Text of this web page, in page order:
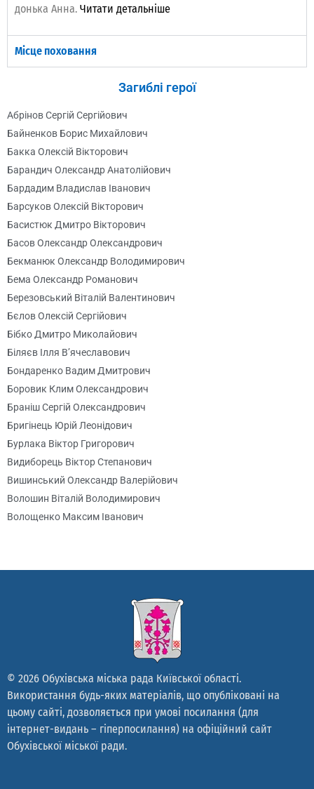
донька Анна. Читати детальніше
Місце поховання
Загиблі герої
Абрінов Сергій Сергійович
Байненков Борис Михайлович
Бакка Олексій Вікторович
Барандич Олександр Анатолійович
Бардадим Владислав Іванович
Барсуков Олексій Вікторович
Басистюк Дмитро Вікторович
Басов Олександр Олександрович
Бекманюк Олександр Володимирович
Бема Олександр Романович
Березовський Віталій Валентинович
Бєлов Олексій Сергійович
Бібко Дмитро Миколайович
Біляєв Ілля В’ячеславович
Бондаренко Вадим Дмитрович
Боровик Клим Олександрович
Браніш Сергій Олександрович
Бригінець Юрій Леонідович
Бурлака Віктор Григорович
Видиборець Віктор Степанович
Вишинський Олександр Валерійович
Волошин Віталій Володимирович
Волощенко Максим Іванович
Галба Павло Володимирович
Гладирь Олександр Леонідович
Гноянченко Віталій Олександрович
Гончар Анатолій Васильович
Гончарук Борис Миколайович
Горбаха Юрій Володимирович
Гордієнко Олександр Михайлович
© 2026 Обухівська міська рада Київської області.
Використання будь-яких матеріалів, що опубліковані на
цьому сайті, дозволяється при умові посилання (для
інтернет-видань – гіперпосилання) на офіційний сайт
Обухівської міської ради.